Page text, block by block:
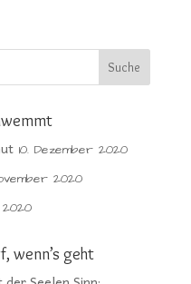
10. Dezember 2020
2020
wenn’s geht